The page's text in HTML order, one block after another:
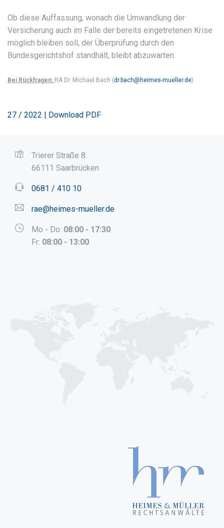
Ob diese Auffassung, wonach die Umwandlung der
Versicherung auch im Falle der bereits eingetretenen Krise
möglich bleiben soll, der Überprüfung durch den
Bundesgerichtshof standhält, bleibt abzuwarten.
Bei Rückfragen: RA Dr. Michael Bach (dr.bach@heimes-mueller.de)
27 / 2022 | Download PDF
Trierer Straße 8
66111 Saarbrücken
0681 / 410 10
rae@heimes-mueller.de
Mo - Do: 08:00 - 17:30
Fr: 08:00 - 13:00